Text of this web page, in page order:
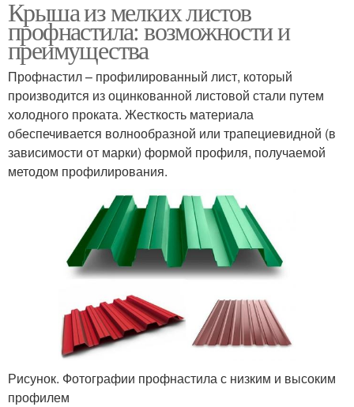
Крыша из мелких листов
профнастила: возможности и
преимущества
Профнастил – профилированный лист, который
производится из оцинкованной листовой стали путем
холодного проката. Жесткость материала
обеспечивается волнообразной или трапециевидной (в
зависимости от марки) формой профиля, получаемой
методом профилирования.
Рисунок. Фотографии профнастила с низким и высоким
профилем